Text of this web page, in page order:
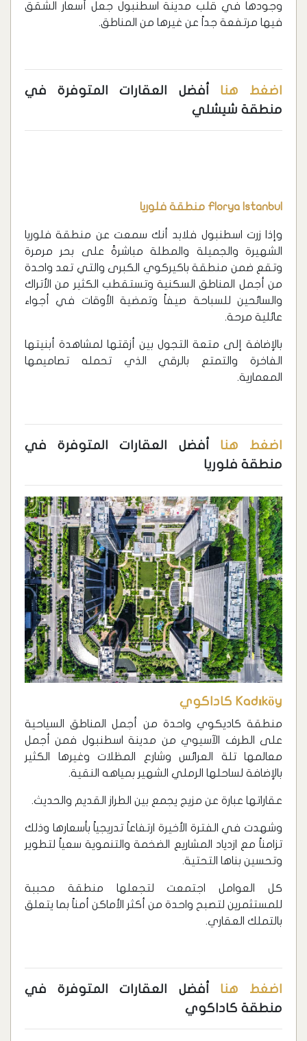
وجودها في قلب مدينة اسطنبول جعل أسعار الشقق
فيها مرتفعة جداً عن غيرها من المناطق.
اضغط هنا أفضل العقارات المتوفرة في
منطقة شيشلي
Florya Istanbul منطقة فلوريا
وإذا زرت اسطنبول فلابد أنك سمعت عن منطقة فلوريا
الشهيرة والجميلة والمطلة مباشرةً على بحر مرمرة
وتقع ضمن منطقة باكيركوي الكبرى والتي تعد واحدة
من أجمل المناطق السكنية وتستقطب الكثير من الأتراك
والسائحين للسباحة صيفاً وتمضية الأوقات في أجواء
عائلية مرحة.
بالإضافة إلى متعة التجول بين أزقتها لمشاهدة أبنيتها
الفاخرة والتمتع بالرقي الذي تحمله تصاميمها
المعمارية.
اضغط هنا أفضل العقارات المتوفرة في
منطقة فلوريا
Kadıköy كاداكوي
منطقة كاديكوي واحدة من أجمل المناطق السياحية
على الطرف الآسيوي من مدينة اسطنبول فمن أجمل
معالمها تلة العرائس وشارع المظلات وغيرها الكثير
بالإضافة لساحلها الرملي الشهير بمياهه النقية.
عقاراتها عبارة عن مزيج يجمع بين الطراز القديم والحديث.
وشهدت في الفترة الأخيرة ارتفاعاً تدريجياً بأسعارها وذلك
تزامناً مع ازدياد المشاريع الضخمة والتنموية سعياً لتطوير
وتحسين بناها التحتية.
كل العوامل اجتمعت لتجعلها منطقة محببة
للمستثمرين لتصبح واحدة من أكثر الأماكن أمناً بما يتعلق
بالتملك العقاري.
اضغط هنا أفضل العقارات المتوفرة في
منطقة كاداكوي